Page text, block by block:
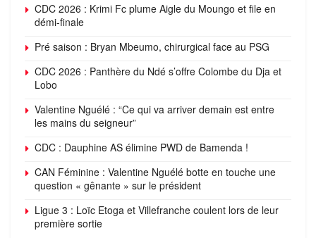
CDC 2026 : Krimi Fc plume Aigle du Moungo et file en
démi-finale
Pré saison : Bryan Mbeumo, chirurgical face au PSG
CDC 2026 : Panthère du Ndé s’offre Colombe du Dja et
Lobo
Valentine Nguélé : “Ce qui va arriver demain est entre
les mains du seigneur”
CDC : Dauphine AS élimine PWD de Bamenda !
CAN Féminine : Valentine Nguélé botte en touche une
question « gênante » sur le président
Ligue 3 : Loïc Etoga et Villefranche coulent lors de leur
première sortie